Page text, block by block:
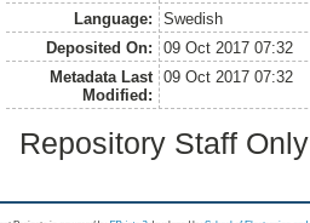
Language:
Swedish
Deposited On:
09 Oct 2017 07:32
Metadata Last
Modified:
09 Oct 2017 07:32
Repository Staff